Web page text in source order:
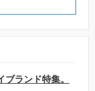
ブランド特集。